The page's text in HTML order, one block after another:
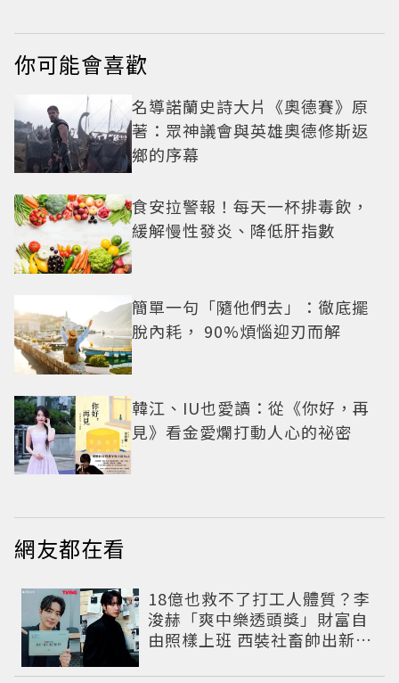
戒？
你可能會喜歡
名導諾蘭史詩大片《奧德賽》原
著：眾神議會與英雄奧德修斯返
鄉的序幕
食安拉警報！每天一杯排毒飲，
緩解慢性發炎、降低肝指數
簡單一句「隨他們去」：徹底擺
脫內耗， 90%煩惱迎刃而解
韓江、IU也愛讀：從《你好，再
見》看金愛爛打動人心的祕密
網友都在看
18億也救不了打工人體質？李
浚赫「爽中樂透頭獎」財富自
由照樣上班 西裝社畜帥出新高